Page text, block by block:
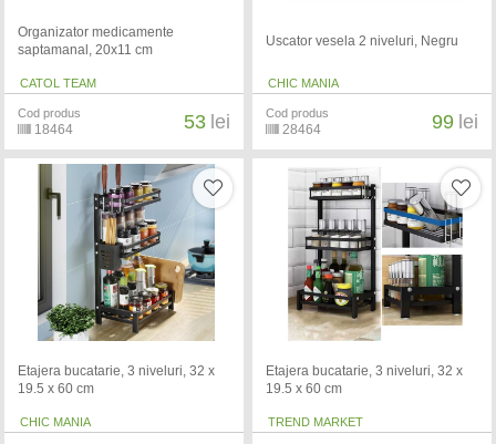
Organizator medicamente
saptamanal, 20x11 cm
CATOL TEAM
Cod produs
18464 53 lei
Uscator vesela 2 niveluri, Negru
CHIC MANIA
Cod produs
28464 99 lei
Etajera bucatarie, 3 niveluri, 32 x
19.5 x 60 cm
CHIC MANIA
Etajera bucatarie, 3 niveluri, 32 x
19.5 x 60 cm
TREND MARKET